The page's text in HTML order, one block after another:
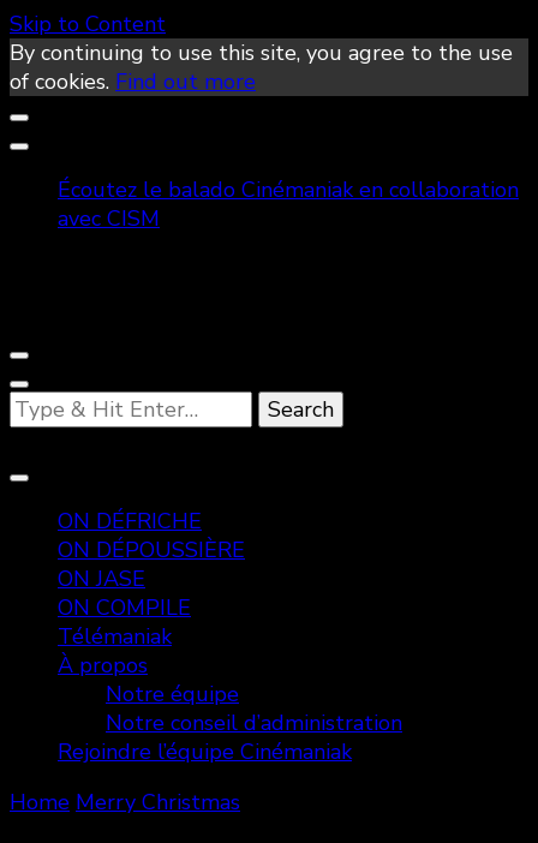
Skip to Content
By continuing to use this site, you agree to the use
of cookies. Find out more
Écoutez le balado Cinémaniak en collaboration
avec CISM
Looking
for
ON DÉFRICHE
ON DÉPOUSSIÈRE
ON JASE
ON COMPILE
Télémaniak
À propos
Notre équipe
Notre conseil d’administration
Rejoindre l’équipe Cinémaniak
Home Merry Christmas